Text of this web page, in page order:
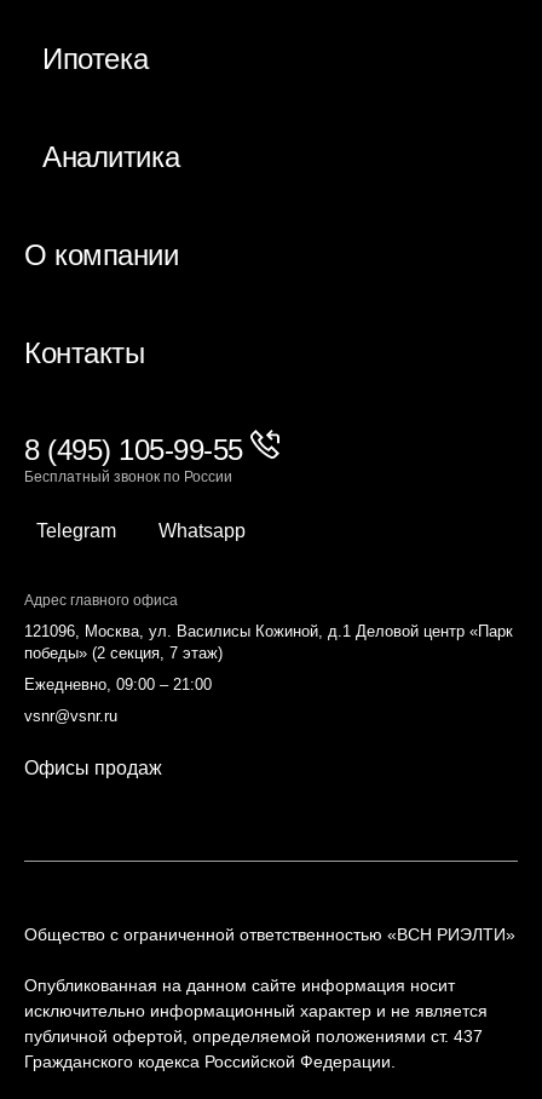
Ипотека
Аналитика
О компании
Контакты
8 (495) 105-99-55
Бесплатный звонок по России
Telegram Whatsapp
Адрес главного офиса
121096, Москва, ул. Василисы Кожиной, д.1 Деловой центр «Парк
победы» (2 секция, 7 этаж)
Ежедневно, 09:00 – 21:00
vsnr@vsnr.ru
Офисы продаж
Общество с ограниченной ответственностью «ВСН РИЭЛТИ»
Опубликованная на данном сайте информация носит
исключительно информационный характер и не является
публичной офертой, определяемой положениями ст. 437
Гражданского кодекса Российской Федерации.